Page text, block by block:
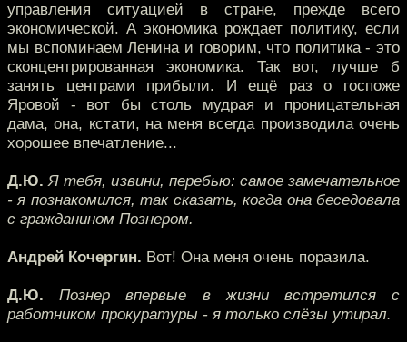
управления ситуацией в стране, прежде всего
экономической. А экономика рождает политику, если
мы вспоминаем Ленина и говорим, что политика - это
сконцентрированная экономика. Так вот, лучше б
занять центрами прибыли. И ещё раз о госпоже
Яровой - вот бы столь мудрая и проницательная
дама, она, кстати, на меня всегда производила очень
хорошее впечатление...
Д.Ю. Я тебя, извини, перебью: самое замечательное
- я познакомился, так сказать, когда она беседовала
с гражданином Познером.
Андрей Кочергин. Вот! Она меня очень поразила.
Д.Ю. Познер впервые в жизни встретился с
работником прокуратуры - я только слёзы утирал.